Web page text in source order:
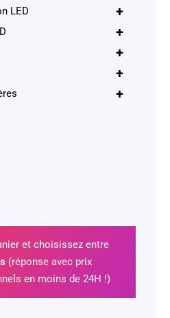
+
LED
+
+
+
+
et choisissez entre
(réponse avec prix
en moins de 24H !)